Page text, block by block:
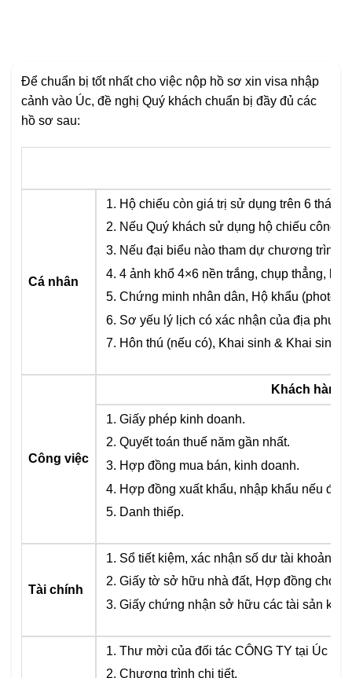
Để chuẩn bị tốt nhất cho việc nộp hồ sơ xin visa nhập
cảnh vào Úc, đề nghị Quý khách chuẩn bị đầy đủ các
hồ sơ sau:
Cá nhân
Hộ chiếu còn giá trị sử dụng trên 6 tháng
Nếu Quý khách sử dụng hộ chiếu công
Nếu đại biểu nào tham dự chương trình
4 ảnh khổ 4×6 nền trắng, chụp thẳng,
Chứng minh nhân dân, Hộ khẩu (photo
Sơ yếu lý lịch có xác nhận của địa
Hôn thú (nếu có), Khai sinh & Khai sinh
Công việc
Khách hàng
Giấy phép kinh doanh.
Quyết toán thuế năm gần nhất.
Hợp đồng mua bán, kinh doanh.
Hợp đồng xuất khẩu, nhập khẩu nếu đã
Danh thiếp.
Tài chính
Sổ tiết kiệm, xác nhận số dư tài khoản
Giấy tờ sở hữu nhà đất, Hợp đồng cho
Giấy chứng nhận sở hữu các tài sản
Thư mời của đối tác CÔNG TY tại Úc có
Chương trình chi tiết.